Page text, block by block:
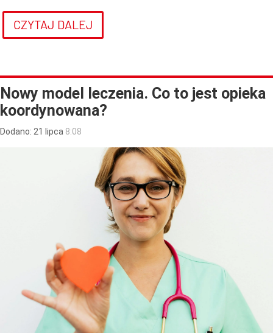
CZYTAJ DALEJ
Nowy model leczenia. Co to jest opieka
koordynowana?
Dodano: 21 lipca 8:08